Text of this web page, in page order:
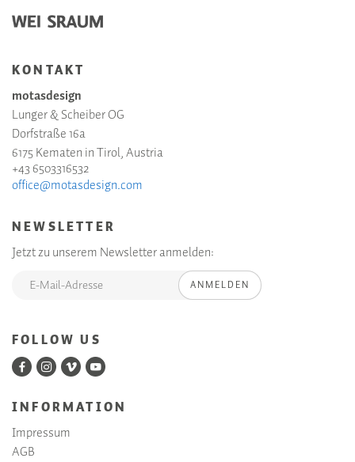
KONTAKT
motasdesign
Lunger & Scheiber OG
Dorfstraße 16a
6175 Kematen in Tirol, Austria
+43 6503316532
office@motasdesign.com
NEWSLETTER
Jetzt zu unserem Newsletter anmelden:
ANMELDEN
FOLLOW US
INFORMATION
Impressum
AGB